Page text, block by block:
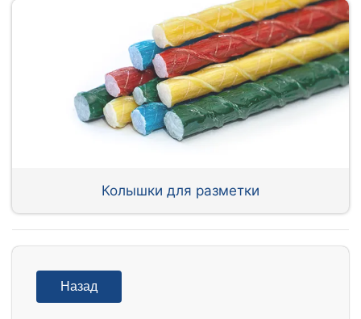
Колышки для разметки
Назад